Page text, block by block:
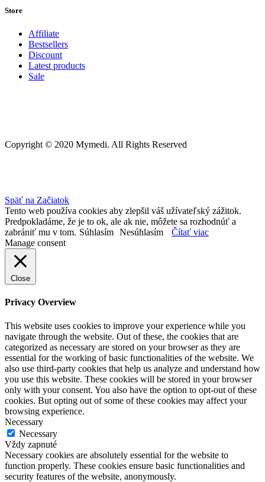
Store
Affiliate
Bestsellers
Discount
Latest products
Sale
Copyright © 2020 Mymedi. All Rights Reserved
Späť na Začiatok
Tento web používa cookies aby zlepšil váš užívateľský zážitok.
Predpokladáme, že je to ok, ale ak nie, môžete sa rozhodnúť a
zabrániť mu v tom. Súhlasím Nesúhlasím
Čítať viac
Manage consent
Close
Privacy Overview
This website uses cookies to improve your experience while you
navigate through the website. Out of these, the cookies that are
categorized as necessary are stored on your browser as they are
essential for the working of basic functionalities of the website. We
also use third-party cookies that help us analyze and understand how
you use this website. These cookies will be stored in your browser
only with your consent. You also have the option to opt-out of these
cookies. But opting out of some of these cookies may affect your
browsing experience.
Necessary
Necessary
Vždy zapnuté
Necessary cookies are absolutely essential for the website to
function properly. These cookies ensure basic functionalities and
security features of the website, anonymously.